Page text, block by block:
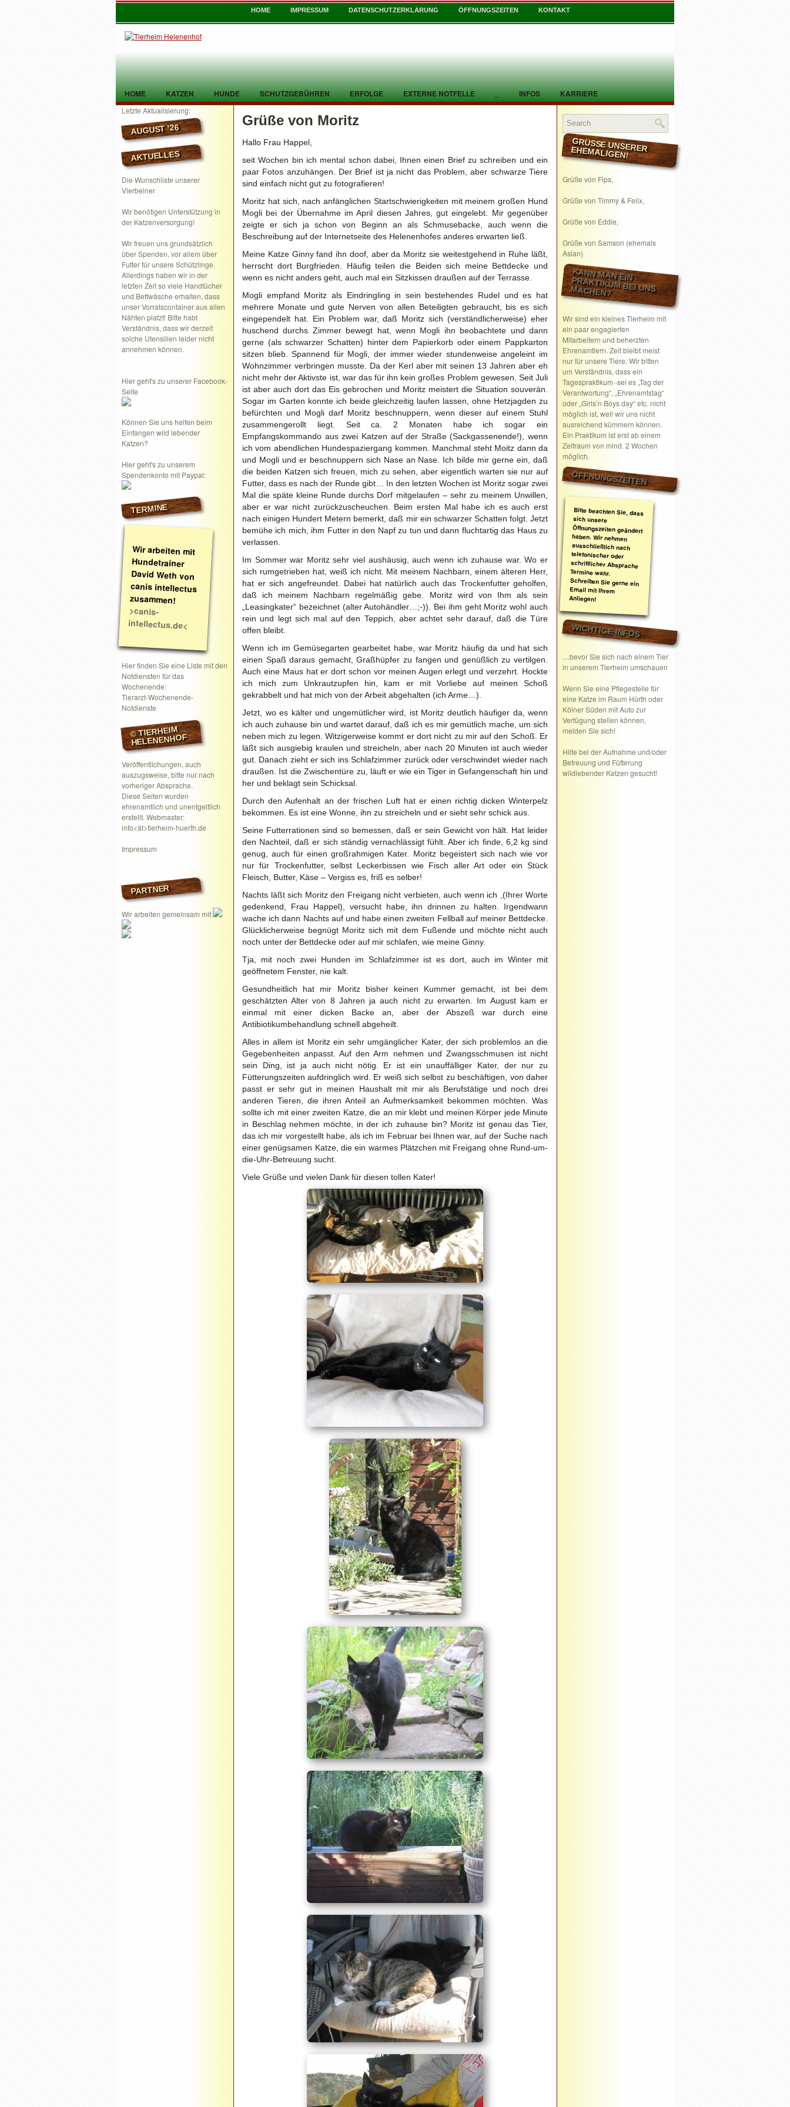
HOME IMPRESSUM DATENSCHUTZERKLÄRUNG ÖFFNUNGSZEITEN KONTAKT
HOME KATZEN HUNDE SCHUTZGEBÜHREN ERFOLGE EXTERNE NOTFELLE _ INFOS KARRIERE
TIER GEFUNDEN KONTAKT
Letzte Aktualisierung:
AUGUST ’26
AKTUELLES
Die Wunschliste unserer
Vierbeiner
Wir benötigen Unterstützung in
der Katzenversorgung!
Wir freuen uns grundsätzlich
über Spenden, vor allem über
Futter für unsere Schützlinge.
Allerdings haben wir in der
letzten Zeit so viele Handtücher
und Bettwäsche erhalten, dass
unser Vorratscontainer aus allen
Nähten platzt! Bitte habt
Verständnis, dass wir derzeit
solche Utensilien leider nicht
annehmen können.
Hier geht's zu unserer Facebook-
Seite
Können Sie uns helfen beim
Einfangen wild lebender
Katzen?
Hier geht's zu unserem
Spendenkonto mit Paypal:
TERMINE
Wir arbeiten mit
Hundetrainer
David Weth von
canis intellectus
zusammen!
>canis-
intellectus.de<
Hier finden Sie eine Liste mit den
Notdiensten für das
Wochenende:
Tierarzt-Wochenende-
Notdienste
© TIERHEIM
HELENENHOF
Veröffentlichungen, auch
auszugsweise, bitte nur nach
vorheriger Absprache.
Diese Seiten wurden
ehrenamtlich und unentgeltlich
erstellt. Webmaster:
info<ät>tierheim-huerth.de
Impressum
PARTNER
Wir arbeiten gemeinsam mit
Grüße von Moritz
Hallo Frau Happel,
seit Wochen bin ich mental schon dabei, Ihnen einen Brief zu schreiben und ein
paar Fotos anzuhängen. Der Brief ist ja nicht das Problem, aber schwarze Tiere
sind einfach nicht gut zu fotografieren!
Moritz hat sich, nach anfänglichen Startschwierigkeiten mit meinem großen Hund
Mogli bei der Übernahme im April diesen Jahres, gut eingelebt. Mir gegenüber
zeigte er sich ja schon von Beginn an als Schmusebacke, auch wenn die
Beschreibung auf der Internetseite des Helenenhofes anderes erwarten ließ.
Meine Katze Ginny fand ihn doof, aber da Moritz sie weitestgehend in Ruhe läßt,
herrscht dort Burgfrieden. Häufig teilen die Beiden sich meine Bettdecke und
wenn es nicht anders geht, auch mal ein Sitzkissen draußen auf der Terrasse.
Mogli empfand Moritz als Eindringling in sein bestehendes Rudel und es hat
mehrere Monate und gute Nerven von allen Beteiligten gebraucht, bis es sich
eingependelt hat. Ein Problem war, daß Moritz sich (verständlicherweise) eher
huschend durchs Zimmer bewegt hat, wenn Mogli ihn beobachtete und dann
gerne (als schwarzer Schatten) hinter dem Papierkorb oder einem Pappkarton
sitzen blieb. Spannend für Mogli, der immer wieder stundenweise angeleint im
Wohnzimmer verbringen musste. Da der Kerl aber mit seinen 13 Jahren aber eh
nicht mehr der Aktivste ist, war das für ihn kein großes Problem gewesen. Seit Juli
ist aber auch dort das Eis gebrochen und Moritz meistert die Situation souverän.
Sogar im Garten konnte ich beide gleichzeitig laufen lassen, ohne Hetzjagden zu
befürchten und Mogli darf Moritz beschnuppern, wenn dieser auf einem Stuhl
zusammengerollt liegt. Seit ca. 2 Monaten habe ich sogar ein
Empfangskommando aus zwei Katzen auf der Straße (Sackgassenende!), wenn
ich vom abendlichen Hundespaziergang kommen. Manchmal steht Moitz dann da
und Mogli und er beschnuppern sich Nase an Nase. Ich bilde mir gerne ein, daß
die beiden Katzen sich freuen, mich zu sehen, aber eigentlich warten sie nur auf
Futter, dass es nach der Runde gibt… In den letzten Wochen ist Moritz sogar zwei
Mal die späte kleine Runde durchs Dorf mitgelaufen – sehr zu meinem Unwillen,
aber er war nicht zurückzuscheuchen. Beim ersten Mal habe ich es auch erst
nach einigen Hundert Metern bemerkt, daß mir ein schwarzer Schatten folgt. Jetzt
bemühe ich mich, ihm Futter in den Napf zu tun und dann fluchtartig das Haus zu
verlassen.
Im Sommer war Moritz sehr viel aushäusig, auch wenn ich zuhause war. Wo er
sich rumgetrieben hat, weiß ich nicht. Mit meinem Nachbarn, einem älteren Herr,
hat er sich angefreundet. Dabei hat natürlich auch das Trockenfutter geholfen,
daß ich meinem Nachbarn regelmäßig gebe. Moritz wird von Ihm als sein
„Leasingkater“ bezeichnet (alter Autohändler…;-)). Bei ihm geht Moritz wohl auch
rein und legt sich mal auf den Teppich, aber achtet sehr darauf, daß die Türe
offen bleibt.
Wenn ich im Gemüsegarten gearbeitet habe, war Moritz häufig da und hat sich
einen Spaß daraus gemacht, Graßhüpfer zu fangen und genüßlich zu vertilgen.
Auch eine Maus hat er dort schon vor meinen Augen erlegt und verzehrt. Hockte
ich mich zum Unkrautzupfen hin, kam er mit Vorliebe auf meinen Schoß
gekrabbelt und hat mich von der Arbeit abgehalten (ich Arme…).
Jetzt, wo es kälter und ungemütlicher wird, ist Moritz deutlich häufiger da, wenn
ich auch zuhause bin und wartet darauf, daß ich es mir gemütlich mache, um sich
neben mich zu legen. Witzigerweise kommt er dort nicht zu mir auf den Schoß. Er
läßt sich ausgiebig kraulen und streicheln, aber nach 20 Minuten ist auch wieder
gut. Danach zieht er sich ins Schlafzimmer zurück oder verschwindet wieder nach
draußen. Ist die Zwischentüre zu, läuft er wie ein Tiger in Gefangenschaft hin und
her und beklagt sein Schicksal.
Durch den Aufenhalt an der frischen Luft hat er einen richtig dicken Winterpelz
bekommen. Es ist eine Wonne, ihn zu streicheln und er sieht sehr schick aus.
Seine Futterrationen sind so bemessen, daß er sein Gewicht von hält. Hat leider
den Nachteil, daß er sich ständig vernachlässigt fühlt. Aber ich finde, 6,2 kg sind
genug, auch für einen großrahmigen Kater. Moritz begeistert sich nach wie vor
nur für Trockenfutter, selbst Leckerbissen wie Fisch aller Art oder ein Stück
Fleisch, Butter, Käse – Vergiss es, friß es selber!
Nachts läßt sich Moritz den Freigang nicht verbieten, auch wenn ich ,(Ihrer Worte
gedenkend, Frau Happel), versucht habe, ihn drinnen zu halten. Irgendwann
wache ich dann Nachts auf und habe einen zweiten Fellball auf meiner Bettdecke.
Glücklicherweise begnügt Moritz sich mit dem Fußende und möchte nicht auch
noch unter der Bettdecke oder auf mir schlafen, wie meine Ginny.
Tja, mit noch zwei Hunden im Schlafzimmer ist es dort, auch im Winter mit
geöffnetem Fenster, nie kalt.
Gesundheitlich hat mir Moritz bisher keinen Kummer gemacht, ist bei dem
geschätzten Alter von 8 Jahren ja auch nicht zu erwarten. Im August kam er
einmal mit einer dicken Backe an, aber der Abszeß war durch eine
Antibiotikumbehandlung schnell abgeheilt.
Alles in allem ist Moritz ein sehr umgänglicher Kater, der sich problemlos an die
Gegebenheiten anpasst. Auf den Arm nehmen und Zwangsschmusen ist nicht
sein Ding, ist ja auch nicht nötig. Er ist ein unauffälliger Kater, der nur zu
Fütterungszeiten aufdringlich wird. Er weiß sich selbst zu beschäftigen, von daher
passt er sehr gut in meinen Haushalt mit mir als Berufstätige und noch drei
anderen Tieren, die ihren Anteil an Aufmerksamkeit bekommen möchten. Was
sollte ich mit einer zweiten Katze, die an mir klebt und meinen Körper jede Minute
in Beschlag nehmen möchte, in der ich zuhause bin? Moritz ist genau das Tier,
das ich mir vorgestellt habe, als ich im Februar bei Ihnen war, auf der Suche nach
einer genügsamen Katze, die ein warmes Plätzchen mit Freigang ohne Rund-um-
die-Uhr-Betreuung sucht.
Viele Grüße und vielen Dank für diesen tollen Kater!
GRÜSSE UNSERER EHEMALIGEN!
Grüße von Fips,
Grüße von Timmy & Felix,
Grüße von Eddie,
Grüße von Samson (ehemals
Aslan)
KANN MAN EIN
PRAKTIKUM BEI UNS MACHEN?
Wir sind ein kleines Tierheim mit
ein paar engagierten
Mitarbeitern und beherzten
Ehrenamtlern. Zeit bleibt meist
nur für unsere Tiere. Wir bitten
um Verständnis, dass ein
Tagespraktikum -sei es „Tag der
Verantwortung“, „Ehrenamtstag“
oder „Girls’n Boys day“ etc. nicht
möglich ist, weil wir uns nicht
ausreichend kümmern können.
Ein Praktikum ist erst ab einem
Zeitraum von mind. 2 Wochen
möglich.
ÖFFNUNGSZEITEN
Bitte beachten Sie, dass
sich unsere
Öffnungszeiten geändert
haben. Wir nehmen
ausschließlich nach
telefonischer oder
schriftlicher Absprache
Termine wahr.
Schreiben Sie gerne ein
Email mit Ihrem
Anliegen!
WICHTIGE INFOS
…bevor Sie sich nach einem Tier
in unserem Tierheim umschauen
Wenn Sie eine Pflegestelle für
eine Katze im Raum Hürth oder
Kölner Süden mit Auto zur
Verfügung stellen können,
melden Sie sich!
Hilfe bei der Aufnahme und/oder
Betreuung und Fütterung
wildlebender Katzen gesucht!